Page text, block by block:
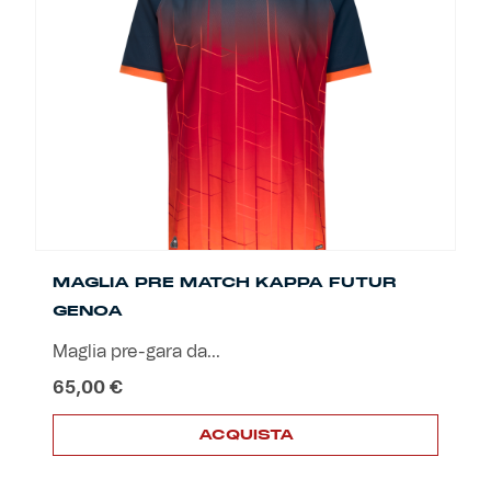
possono
MAGLIA PRE MATCH KAPPA FUTUR
GENOA
Maglia pre-gara da...
65,00 €
ACQUISTA